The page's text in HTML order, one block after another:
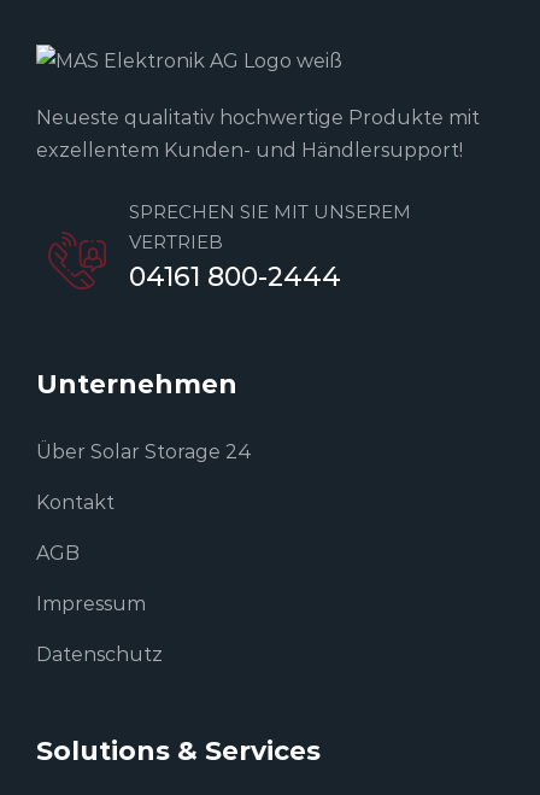
Neueste qualitativ hochwertige Produkte mit
exzellentem Kunden- und Händlersupport!
SPRECHEN SIE MIT UNSEREM
VERTRIEB
04161 800-2444
Unternehmen
Über Solar Storage 24
Kontakt
AGB
Impressum
Datenschutz
Solutions & Services